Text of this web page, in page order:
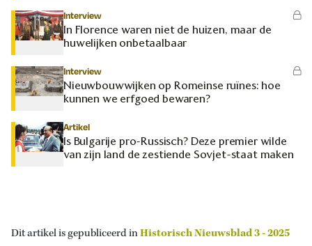
Interview
In Florence waren niet de huizen, maar de
huwelijken onbetaalbaar
Interview
Nieuwbouwwijken op Romeinse ruïnes: hoe
kunnen we erfgoed bewaren?
Artikel
Is Bulgarije pro-Russisch? Deze premier wilde
van zijn land de zestiende Sovjet-staat maken
Dit artikel is gepubliceerd inHistorisch Nieuwsblad 3 - 2025